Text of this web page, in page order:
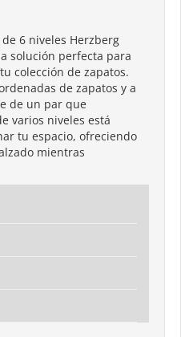
6 niveles Herzberg
solución perfecta para
colección de zapatos.
de zapatos y a
de un par que
varios niveles está
tu espacio, ofreciendo
mientras